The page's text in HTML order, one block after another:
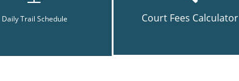
Daily Trail Schedule Court Fees Calculator